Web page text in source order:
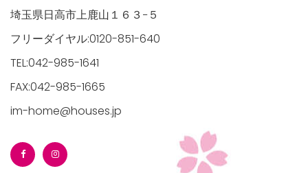
埼玉県日高市上鹿山１６３−５
フリーダイヤル:0120-851-640
TEL:042-985-1641
FAX:042-985-1665
im-home@houses.jp